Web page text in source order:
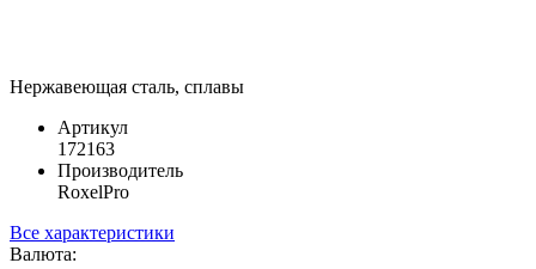
Нержавеющая сталь, сплавы
Артикул
172163
Производитель
RoxelPro
Все характеристики
Валюта: